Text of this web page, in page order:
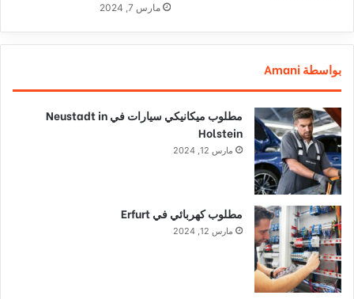
مارس 7, 2024
بواسطة Amani
مطلوب ميكانيكي سيارات في Neustadt in
Holstein
مارس 12, 2024
مطلوب كهربائي في Erfurt
مارس 12, 2024